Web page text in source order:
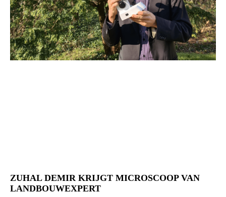
ZUHAL DEMIR KRIJGT MICROSCOOP VAN
LANDBOUWEXPERT